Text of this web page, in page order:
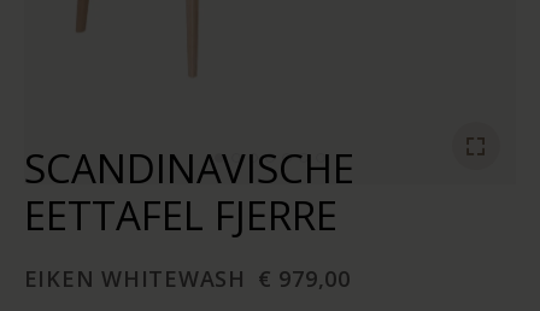
SCANDINAVISCHE
EETTAFEL FJERRE
EIKEN WHITEWASH € 979,00